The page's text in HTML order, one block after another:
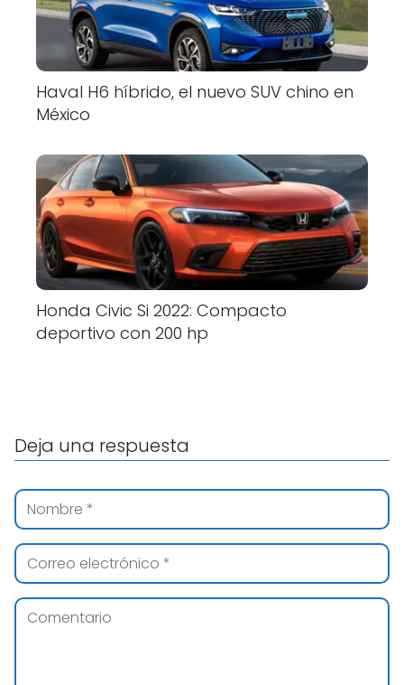
Haval H6 híbrido, el nuevo SUV chino en
México
Honda Civic Si 2022: Compacto
deportivo con 200 hp
Deja una respuesta